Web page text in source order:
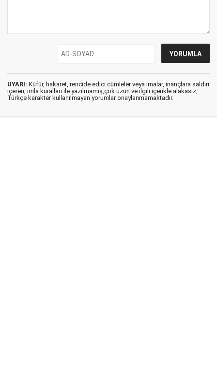
UYARI: Küfür, hakaret, rencide edici cümleler veya imalar, inançlara saldırı
içeren, imla kuralları ile yazılmamış,çok uzun ve ilgili içerikle alakasız,
Türkçe karakter kullanılmayan yorumlar onaylanmamaktadır.